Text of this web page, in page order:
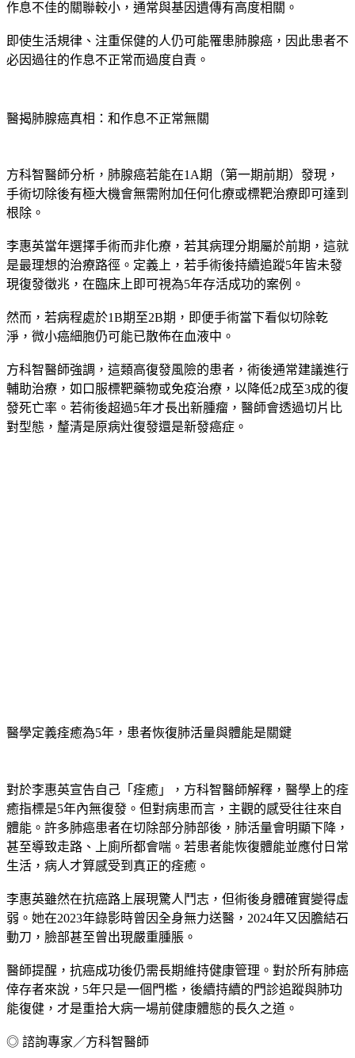
作息不佳的關聯較小，通常與基因遺傳有高度相關。
即使生活規律、注重保健的人仍可能罹患肺腺癌，因此患者不
必因過往的作息不正常而過度自責。
醫揭肺腺癌真相：和作息不正常無關
方科智醫師分析，肺腺癌若能在1A期（第一期前期）發現，
手術切除後有極大機會無需附加任何化療或標靶治療即可達到
根除。
李惠英當年選擇手術而非化療，若其病理分期屬於前期，這就
是最理想的治療路徑。定義上，若手術後持續追蹤5年皆未發
現復發徵兆，在臨床上即可視為5年存活成功的案例。
然而，若病程處於1B期至2B期，即便手術當下看似切除乾
淨，微小癌細胞仍可能已散佈在血液中。
方科智醫師強調，這類高復發風險的患者，術後通常建議進行
輔助治療，如口服標靶藥物或免疫治療，以降低2成至3成的復
發死亡率。若術後超過5年才長出新腫瘤，醫師會透過切片比
對型態，釐清是原病灶復發還是新發癌症。
醫學定義痊癒為5年，患者恢復肺活量與體能是關鍵
對於李惠英宣告自己「痊癒」，方科智醫師解釋，醫學上的痊
癒指標是5年內無復發。但對病患而言，主觀的感受往往來自
體能。許多肺癌患者在切除部分肺部後，肺活量會明顯下降，
甚至導致走路、上廁所都會喘。若患者能恢復體能並應付日常
生活，病人才算感受到真正的痊癒。
李惠英雖然在抗癌路上展現驚人鬥志，但術後身體確實變得虛
弱。她在2023年錄影時曾因全身無力送醫，2024年又因膽結石
動刀，臉部甚至曾出現嚴重腫脹。
醫師提醒，抗癌成功後仍需長期維持健康管理。對於所有肺癌
倖存者來說，5年只是一個門檻，後續持續的門診追蹤與肺功
能復健，才是重拾大病一場前健康體態的長久之道。
◎ 諮詢專家／方科智醫師